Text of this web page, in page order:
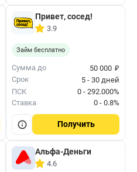
Привет, сосед!
3.9
Займ бесплатно
Сумма до 50 000 ₽
Срок
5 - 30 дней
ПСК
0 - 292.000%
Ставка
0 - 0.8%
Получить
Альфа-Деньги
4.6